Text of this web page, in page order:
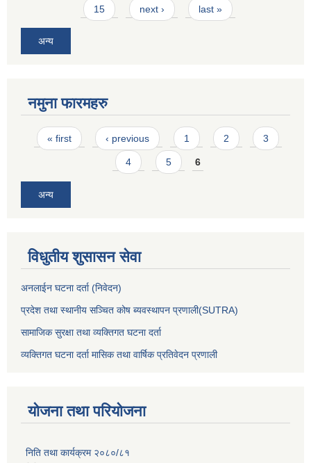
15 next › last »
अन्य
नमुना फारमहरु
Pages
« first ‹ previous 1 2 3
4 5 6
अन्य
विधुतीय शुसासन सेवा
अनलाईन घटना दर्ता (निवेदन)
प्रदेश तथा स्थानीय सञ्चित कोष ब्यवस्थापन प्रणाली(SUTRA)
सामाजिक सुरक्षा तथा व्यक्तिगत घटना दर्ता
व्यक्तिगत घटना दर्ता मासिक तथा वार्षिक प्रतिवेदन प्रणाली
योजना तथा परियोजना
निति तथा कार्यक्रम २०८०/८१